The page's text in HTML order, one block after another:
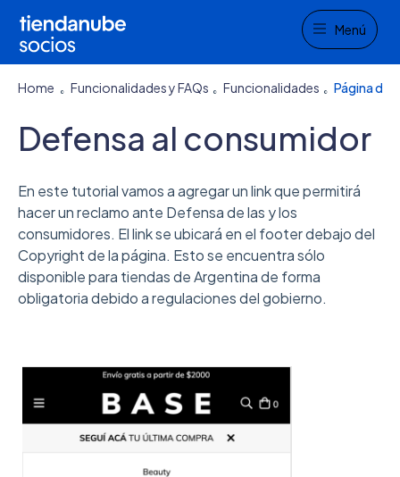
Menu
Menú
Home Funcionalidades y FAQs Funcionalidades Página de
Defensa al consumidor
En este tutorial vamos a agregar un link que permitirá
hacer un reclamo ante Defensa de las y los
consumidores. El link se ubicará en el footer debajo del
Copyright de la página. Esto se encuentra sólo
disponible para tiendas de Argentina de forma
obligatoria debido a regulaciones del gobierno.